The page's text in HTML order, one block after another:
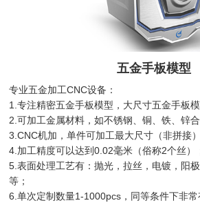
五金手板模型
专业五金加工CNC设备：
1.专注精密五金手板模型，大尺寸五金手板
2.可加工金属材料，如不锈钢、铜、铁、锌
3.CNC机加，单件可加工最大尺寸（非拼接
4.加工精度可以达到0.02毫米（俗称2个丝）
5.表面处理工艺有：抛光，拉丝，电镀，阳
等；
6.单次定制数量1-1000pcs，同等条件下非常